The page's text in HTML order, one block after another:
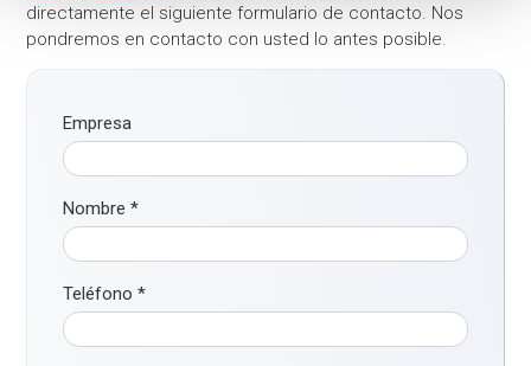
directamente el siguiente formulario de contacto. Nos
pondremos en contacto con usted lo antes posible.
Empresa
Nombre*
Teléfono*